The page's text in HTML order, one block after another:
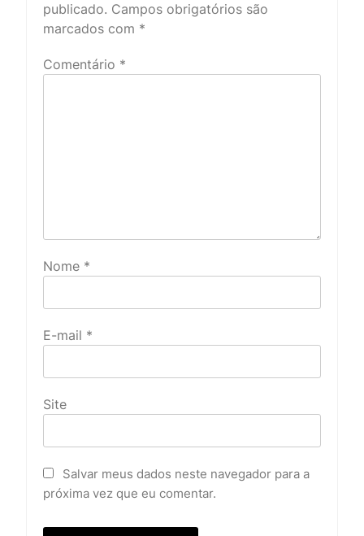
publicado. Campos obrigatórios são
marcados com *
Comentário *
Nome *
E-mail *
Site
Salvar meus dados neste navegador para a
próxima vez que eu comentar.